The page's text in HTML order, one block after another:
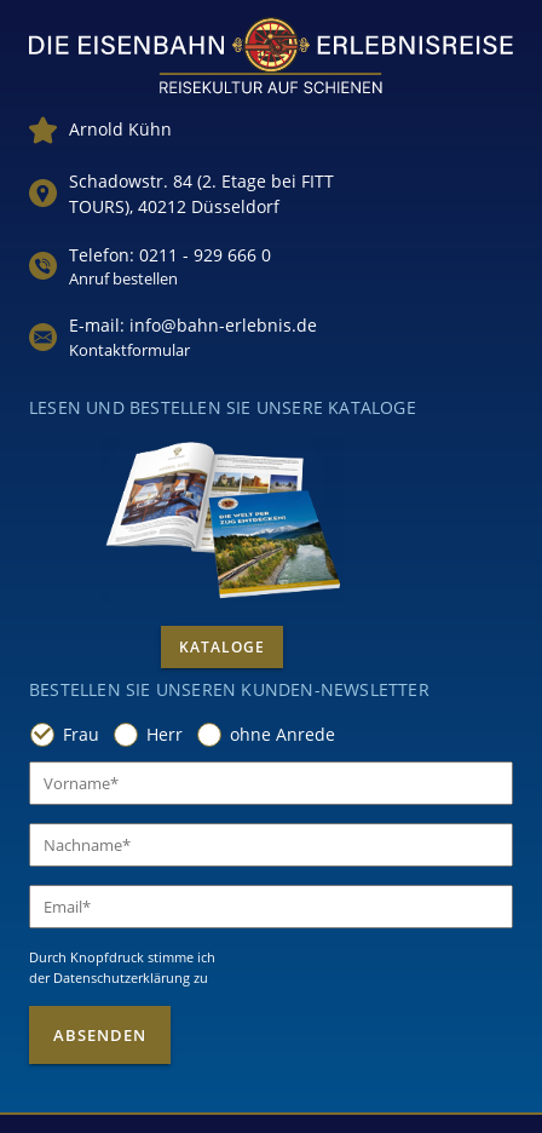
Arnold Kühn
Schadowstr. 84 (2. Etage bei FITT
TOURS), 40212 Düsseldorf
Telefon: 0211 - 929 666 0
Anruf bestellen
E-mail: info@bahn-erlebnis.de
Kontaktformular
LESEN UND BESTELLEN SIE UNSERE KATALOGE
KATALOGE
BESTELLEN SIE UNSEREN KUNDEN-NEWSLETTER
Frau
Herr ohne Anrede
Durch Knopfdruck stimme ich
der Datenschutzerklärung zu